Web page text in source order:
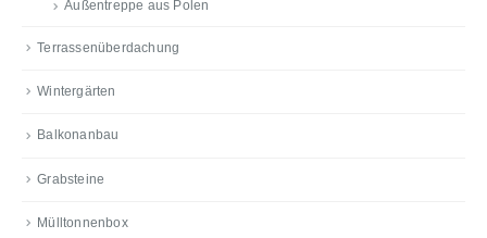
Außentreppe aus Polen
Terrassenüberdachung
Wintergärten
Balkonanbau
Grabsteine
Mülltonnenbox